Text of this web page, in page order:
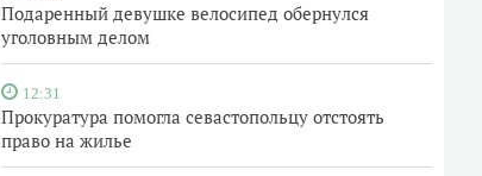
Подаренный девушке велосипед обернулся
уголовным делом
12:31
Прокуратура помогла севастопольцу отстоять
право на жилье